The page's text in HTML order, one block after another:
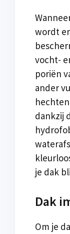
wordt
vocht-
poriën
ander
dankzij
je dak
Dak
Om je